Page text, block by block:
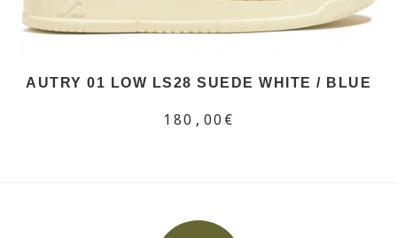
AUTRY 01 LOW LS28 SUEDE WHITE / BLUE
180,00€